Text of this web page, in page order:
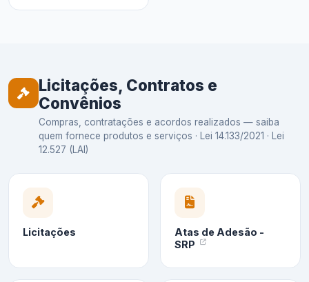
Licitações, Contratos e
Convênios
Compras, contratações e acordos realizados — saiba
quem fornece produtos e serviços · Lei 14.133/2021 · Lei
12.527 (LAI)
Licitações
Atas de Adesão -
SRP